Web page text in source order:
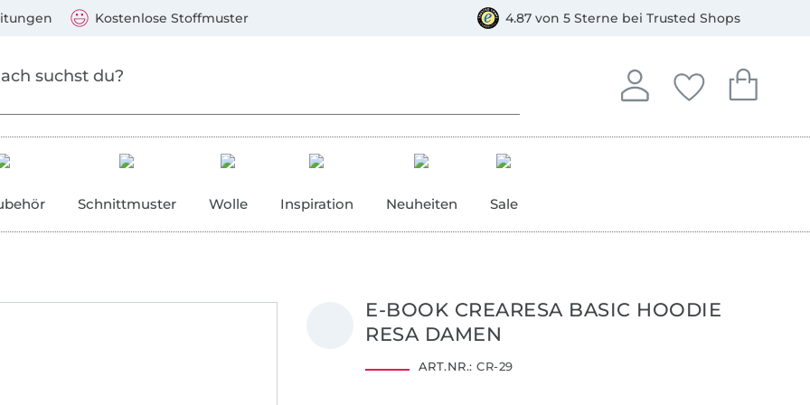
Kostenlose Stoffmuster 4.87 von 5 Sterne bei Trusted Shops
Anmelden
In deinem Konto
Deine
Du hast keine
Dein
Du hast
Schnittmuster Wolle Inspiration Neuheiten Sale
E-BOOK CREARESA BASIC HOODIE
RESA DAMEN
ART.NR.: CR-29
Mastercard, PayPal, Giropay, Kauf auf Rechnung, Vorkasse